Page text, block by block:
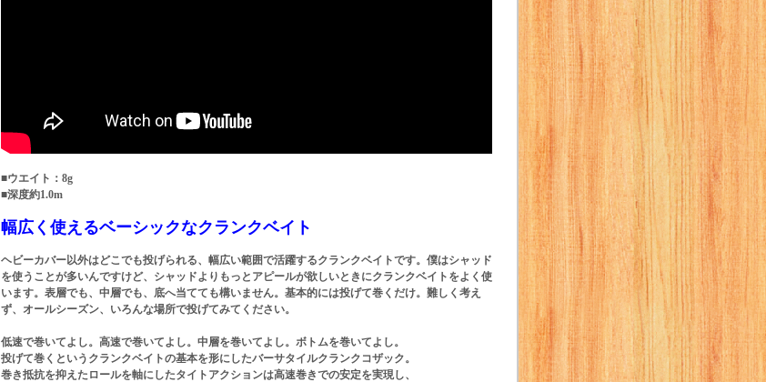
■ウエイト：8g
■深度約1.0m
幅広く使えるベーシックなクランクベイト
ヘビーカバー以外はどこでも投げられる、幅広い範囲で活躍するクランクベイトです。僕はシャッド
を使うことが多いんですけど、シャッドよりもっとアピールが欲しいときにクランクベイトをよく使
います。表層でも、中層でも、底へ当てても構いません。基本的には投げて巻くだけ。難しく考え
ず、オールシーズン、いろんな場所で投げてみてください。
低速で巻いてよし。高速で巻いてよし。中層を巻いてよし。ボトムを巻いてよし。
投げて巻くというクランクベイトの基本を形にしたバーサタイルクランクコザック。
巻き抵抗を抑えたロールを軸にしたタイトアクションは高速巻きでの安定を実現し、